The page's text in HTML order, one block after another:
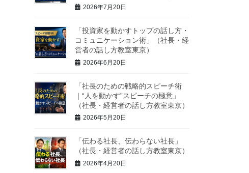
2026年7月20日
「投資家を動かすトップの話し方・
コミュニケーション術」（社長・経
営者の話し方教室東京）
2026年6月20日
「社長のための戦略的スピーチ術
｜“人を動かす”スピーチの極意」
（社長・経営者の話し方教室東京）
2026年5月20日
「伝わる社長、伝わらない社長」
（社長・経営者の話し方教室東京）
2026年4月20日